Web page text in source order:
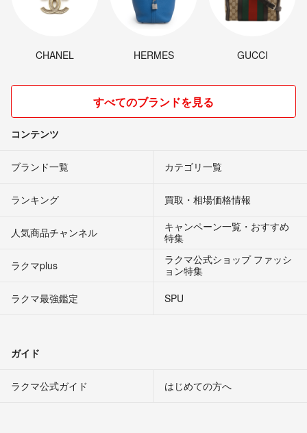
CHANEL HERMES GUCCI
すべてのブランドを見る
コンテンツ
ブランド一覧 カテゴリ一覧
ランキング 買取・相場価格情報
人気商品チャンネル
キャンペーン一覧・おすすめ
特集
ラクマplus
ラクマ公式ショップ ファッシ
ョン特集
ラクマ最強鑑定
SPU
ガイド
ラクマ公式ガイド はじめての方へ